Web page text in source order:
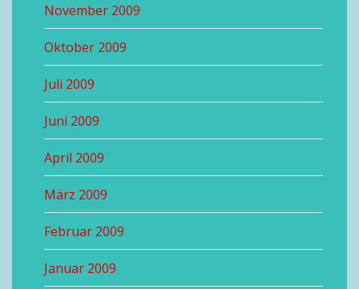
November 2009
Oktober 2009
Juli 2009
Juni 2009
April 2009
März 2009
Februar 2009
Januar 2009